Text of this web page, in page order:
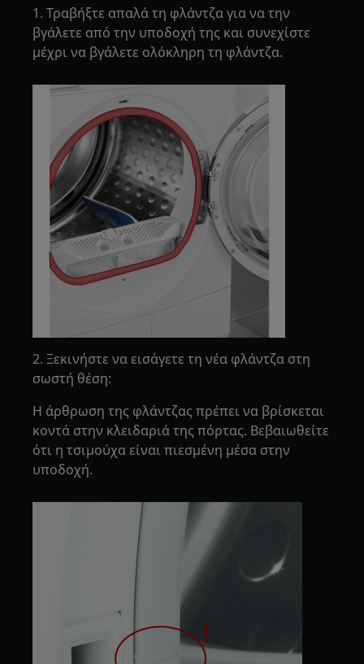
1. Τραβήξτε απαλά τη φλάντζα για να την
βγάλετε από την υποδοχή της και συνεχίστε
μέχρι να βγάλετε ολόκληρη τη φλάντζα.
2. Ξεκινήστε να εισάγετε τη νέα φλάντζα στη
σωστή θέση:
Η άρθρωση της φλάντζας πρέπει να βρίσκεται
κοντά στην κλειδαριά της πόρτας. Βεβαιωθείτε
ότι η τσιμούχα είναι πιεσμένη μέσα στην
υποδοχή.